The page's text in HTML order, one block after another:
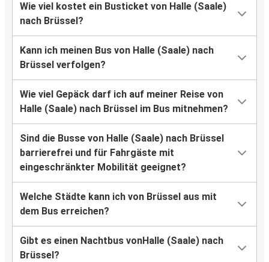
Wie viel kostet ein Busticket von Halle (Saale)
nach Brüssel?
Kann ich meinen Bus von Halle (Saale) nach
Brüssel verfolgen?
Wie viel Gepäck darf ich auf meiner Reise von
Halle (Saale) nach Brüssel im Bus mitnehmen?
Sind die Busse von Halle (Saale) nach Brüssel
barrierefrei und für Fahrgäste mit
eingeschränkter Mobilität geeignet?
Welche Städte kann ich von Brüssel aus mit
dem Bus erreichen?
Gibt es einen Nachtbus vonHalle (Saale) nach
Brüssel?